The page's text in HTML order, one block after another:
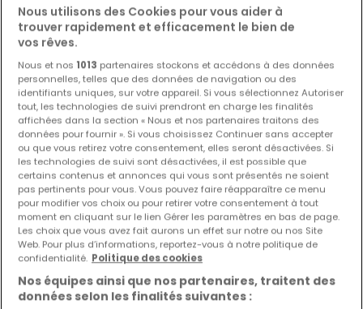
Les nouvelles annonces et baisses de prix en
Activez une alerte sur cette recherche pour recevoir les
nouveaux biens ainsi que les changements de prix dans
votre boite email !
Créez une alerte
Bureaux en location à proximité
Bureaux à louer à Briey
Nous utilisons des Cookies pour vous aider à
trouver rapidement et efficacement le bien de
vos rêves.
Nous et nos 1013 partenaires stockons et accédons à des données
personnelles, telles que des données de navigation ou des
identifiants uniques, sur votre appareil. Si vous sélectionnez Autoriser
tout, les technologies de suivi prendront en charge les finalités
affichées dans la section « Nous et nos partenaires traitons des
données pour fournir ». Si vous choisissez Continuer sans accepter
ou que vous retirez votre consentement, elles seront désactivées. Si
les technologies de suivi sont désactivées, il est possible que
certains contenus et annonces qui vous sont présentés ne soient
pas pertinents pour vous. Vous pouvez faire réapparaître ce menu
pour modifier vos choix ou pour retirer votre consentement à tout
moment en cliquant sur le lien Gérer les paramètres en bas de page.
Les choix que vous avez fait aurons un effet sur notre ou nos Site
Web. Pour plus d’informations, reportez-vous à notre politique de
confidentialité. Politique des cookies
Nos équipes ainsi que nos partenaires, traitent des
données selon les finalités suivantes :